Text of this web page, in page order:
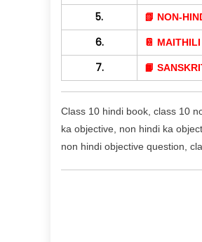
5. 📗 NON-
6. 📔 MAITHILI
7. 📙
Class 10 hindi book, class 10
ka objective, non hindi ka
non hindi objective question,